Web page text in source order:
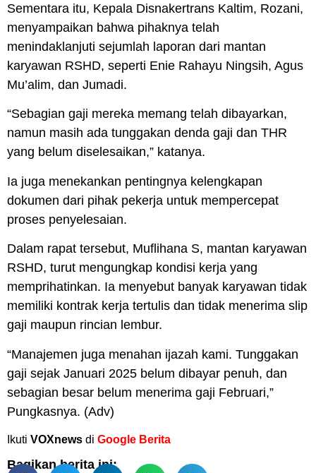
Sementara itu, Kepala Disnakertrans Kaltim, Rozani,
menyampaikan bahwa pihaknya telah
menindaklanjuti sejumlah laporan dari mantan
karyawan RSHD, seperti Enie Rahayu Ningsih, Agus
Mu’alim, dan Jumadi.
“Sebagian gaji mereka memang telah dibayarkan,
namun masih ada tunggakan denda gaji dan THR
yang belum diselesaikan,” katanya.
Ia juga menekankan pentingnya kelengkapan
dokumen dari pihak pekerja untuk mempercepat
proses penyelesaian.
Dalam rapat tersebut, Muflihana S, mantan karyawan
RSHD, turut mengungkap kondisi kerja yang
memprihatinkan. Ia menyebut banyak karyawan tidak
memiliki kontrak kerja tertulis dan tidak menerima slip
gaji maupun rincian lembur.
“Manajemen juga menahan ijazah kami. Tunggakan
gaji sejak Januari 2025 belum dibayar penuh, dan
sebagian besar belum menerima gaji Februari,”
Pungkasnya. (Adv)
Ikuti VOXnews di Google Berita
Bagikan berita ini: